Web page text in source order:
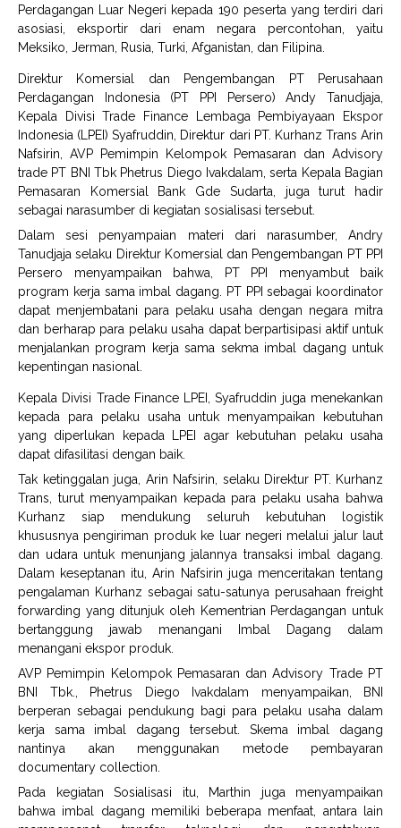
Perdagangan Luar Negeri kepada 190 peserta yang terdiri dari
asosiasi, eksportir dari enam negara percontohan, yaitu
Meksiko, Jerman, Rusia, Turki, Afganistan, dan Filipina.
Direktur Komersial dan Pengembangan PT Perusahaan
Perdagangan Indonesia (PT PPI Persero) Andy Tanudjaja,
Kepala Divisi Trade Finance Lembaga Pembiyayaan Ekspor
Indonesia (LPEI) Syafruddin, Direktur dari PT. Kurhanz Trans Arin
Nafsirin, AVP Pemimpin Kelompok Pemasaran dan Advisory
trade PT BNI Tbk Phetrus Diego Ivakdalam, serta Kepala Bagian
Pemasaran Komersial Bank Gde Sudarta, juga turut hadir
sebagai narasumber di kegiatan sosialisasi tersebut.
Dalam sesi penyampaian materi dari narasumber, Andry
Tanudjaja selaku Direktur Komersial dan Pengembangan PT PPI
Persero menyampaikan bahwa, PT PPI menyambut baik
program kerja sama imbal dagang. PT PPI sebagai koordinator
dapat menjembatani para pelaku usaha dengan negara mitra
dan berharap para pelaku usaha dapat berpartisipasi aktif untuk
menjalankan program kerja sama sekma imbal dagang untuk
kepentingan nasional.
Kepala Divisi Trade Finance LPEI, Syafruddin juga menekankan
kepada para pelaku usaha untuk menyampaikan kebutuhan
yang diperlukan kepada LPEI agar kebutuhan pelaku usaha
dapat difasilitasi dengan baik.
Tak ketinggalan juga, Arin Nafsirin, selaku Direktur PT. Kurhanz
Trans, turut menyampaikan kepada para pelaku usaha bahwa
Kurhanz siap mendukung seluruh kebutuhan logistik
khususnya pengiriman produk ke luar negeri melalui jalur laut
dan udara untuk menunjang jalannya transaksi imbal dagang.
Dalam keseptanan itu, Arin Nafsirin juga menceritakan tentang
pengalaman Kurhanz sebagai satu-satunya perusahaan freight
forwarding yang ditunjuk oleh Kementrian Perdagangan untuk
bertanggung jawab menangani Imbal Dagang dalam
menangani ekspor produk.
AVP Pemimpin Kelompok Pemasaran dan Advisory Trade PT
BNI Tbk., Phetrus Diego Ivakdalam menyampaikan, BNI
berperan sebagai pendukung bagi para pelaku usaha dalam
kerja sama imbal dagang tersebut. Skema imbal dagang
nantinya akan menggunakan metode pembayaran
documentary collection.
Pada kegiatan Sosialisasi itu, Marthin juga menyampaikan
bahwa imbal dagang memiliki beberapa menfaat, antara lain